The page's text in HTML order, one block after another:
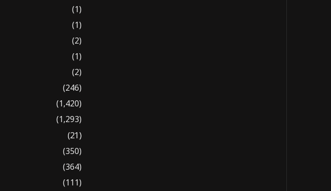
(1)
(1)
(2)
(1)
(2)
(246)
(1,420)
(1,293)
(21)
(350)
(364)
(111)